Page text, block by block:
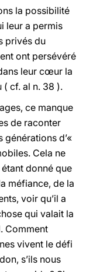
la possibilité
leur a permis
privés du
ont persévéré
leur cœur la
( cf. al n. 38 ).
ce manque
de raconter
générations d’«
Cela ne
donné que
méfiance, de la
voir qu’il a
qui valait la
Comment
vivent le défi
s’ils nous